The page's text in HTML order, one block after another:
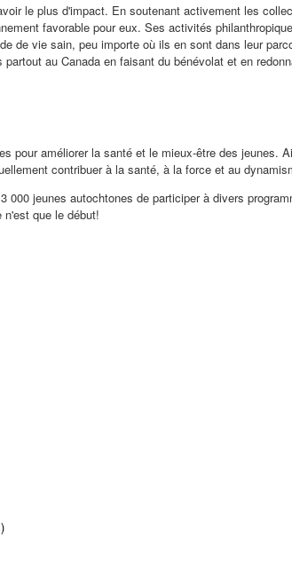
le plus d'impact. En soutenant activement les
favorable pour eux. Ses activités
de vie sain, peu importe où ils en sont dans leur
partout au Canada en faisant du bénévolat et en
améliorer la santé et le mieux-être des jeunes.
contribuer à la santé, à la force et au
jeunes autochtones de participer à divers
que le début!